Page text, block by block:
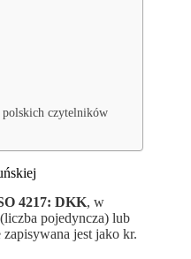
czytelników
4217: DKK, w
pojedyncza) lub
jest jako kr.